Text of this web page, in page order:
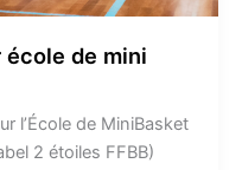
école de mini
l’École de MiniBasket
2 étoiles FFBB)